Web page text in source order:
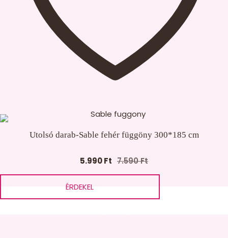
Utolsó darab-Sable fehér függöny 300*185 cm
7.590Ft
Original
price
7.590 Ft.
5.990Ft
Current
price
5.990 Ft.
ÉRDEKEL